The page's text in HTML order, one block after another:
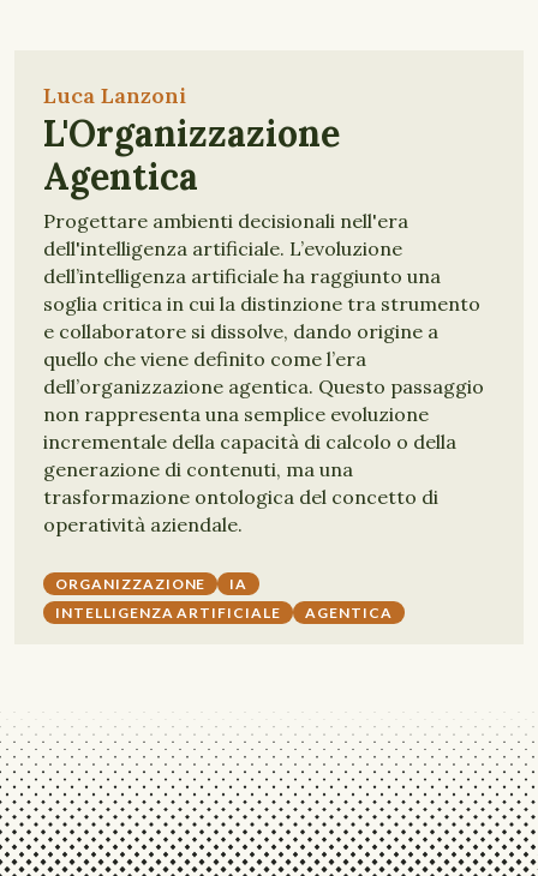
Luca Lanzoni
L'Organizzazione
Agentica
Progettare ambienti decisionali nell'era
dell'intelligenza artificiale. L’evoluzione
dell’intelligenza artificiale ha raggiunto una
soglia critica in cui la distinzione tra strumento
e collaboratore si dissolve, dando origine a
quello che viene definito come l’era
dell’organizzazione agentica. Questo passaggio
non rappresenta una semplice evoluzione
incrementale della capacità di calcolo o della
generazione di contenuti, ma una
trasformazione ontologica del concetto di
operatività aziendale.
ORGANIZZAZIONE
IA
INTELLIGENZA ARTIFICIALE
AGENTICA